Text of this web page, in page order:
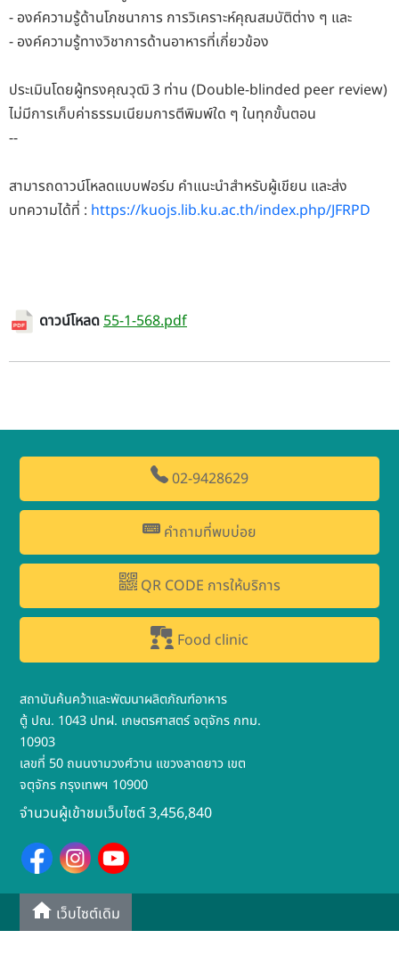
- องค์ความรู้ด้านโภชนาการ การวิเคราะห์คุณสมบัติต่าง ๆ และ
- องค์ความรู้ทางวิชาการด้านอาหารที่เกี่ยวข้อง
ประเมินโดยผู้ทรงคุณวุฒิ 3 ท่าน (Double-blinded peer review)
ไม่มีการเก็บค่าธรรมเนียมการตีพิมพ์ใด ๆ ในทุกขั้นตอน
--
สามารถดาวน์โหลดแบบฟอร์ม คำแนะนำสำหรับผู้เขียน และส่ง
บทความได้ที่ : https://kuojs.lib.ku.ac.th/index.php/JFRPD
ดาวน์โหลด 55-1-568.pdf
02-9428629
คำถามที่พบบ่อย
QR CODE การให้บริการ
Food clinic
สถาบันค้นคว้าและพัฒนาผลิตภัณฑ์อาหาร
ตู้ ปณ. 1043 ปทฝ. เกษตรศาสตร์ จตุจักร กทม.
10903
เลขที่ 50 ถนนงามวงศ์วาน แขวงลาดยาว เขต
จตุจักร กรุงเทพฯ 10900
จำนวนผู้เข้าชมเว็บไซต์ 3,456,840
เว็บไซต์เดิม